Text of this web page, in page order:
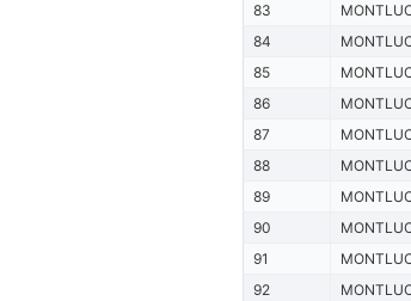
83
84
85
86
87
88
89
90
91
92